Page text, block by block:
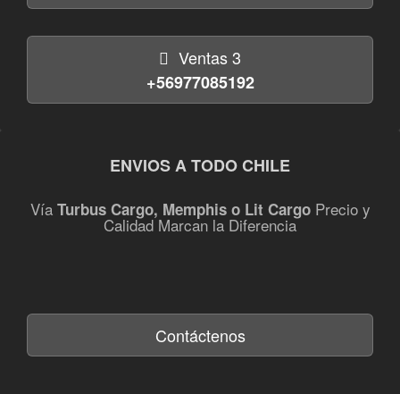
Ventas 3
+56977085192
ENVIOS A TODO CHILE
Vía Turbus Cargo, Memphis o Lit CargoPrecio y
Calidad Marcan la Diferencia
Contáctenos